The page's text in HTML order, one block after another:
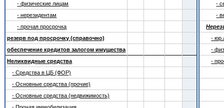
- физические лицам
- нерезидентам
- прочая просрочка
резерв под просрочку (справочно)
обеспечение кредитов залогом имущества
Неликвидные средства
- Средства в ЦБ (ФОР)
- Основные средства (прочие)
- Основные средства (недвижимость)
-
-
-
-
-